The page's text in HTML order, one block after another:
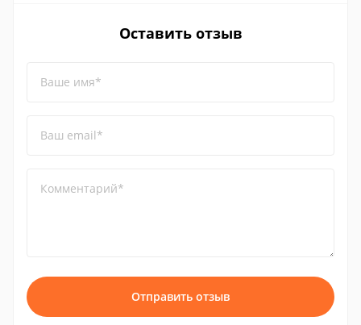
Оставить отзыв
Ваше имя*
Ваш email*
Комментарий*
Отправить отзыв